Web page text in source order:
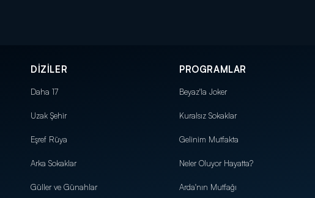
DİZİLER
Daha 17
Uzak Şehir
Eşref Rüya
Arka Sokaklar
Güller ve Günahlar
PROGRAMLAR
Beyaz'la Joker
Kuralsız Sokaklar
Gelinim Mutfakta
Neler Oluyor Hayatta?
Arda'nın Mutfağı